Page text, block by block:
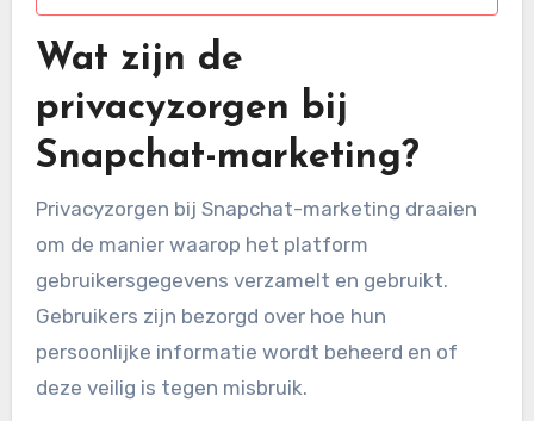
Wat zijn de
privacyzorgen bij
Snapchat-marketing?
Privacyzorgen bij Snapchat-marketing draaien
om de manier waarop het platform
gebruikersgegevens verzamelt en gebruikt.
Gebruikers zijn bezorgd over hoe hun
persoonlijke informatie wordt beheerd en of
deze veilig is tegen misbruik.